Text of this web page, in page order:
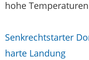
hohe
Senkrechtstarter
harte Landung